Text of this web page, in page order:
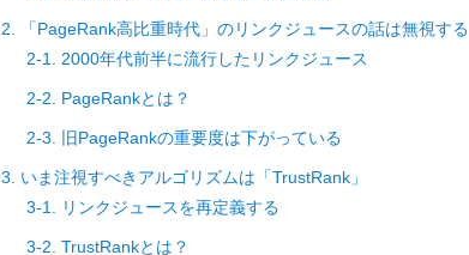
2. 「PageRank高比重時代」のリンクジュースの話は無視する
2-1. 2000年代前半に流行したリンクジュース
2-2. PageRankとは？
2-3. 旧PageRankの重要度は下がっている
3. いま注視すべきアルゴリズムは「TrustRank」
3-1. リンクジュースを再定義する
3-2. TrustRankとは？